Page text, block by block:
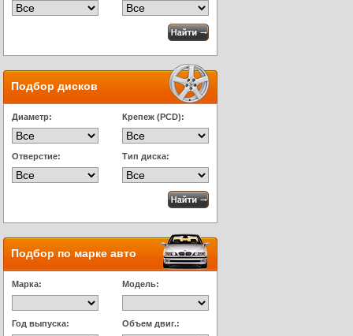
Подбор дисков
Диаметр: Крепеж (PCD):
Отверстие: Тип диска:
Подбор по марке авто
Марка: Модель:
Год выпуска: Объем двиг.: